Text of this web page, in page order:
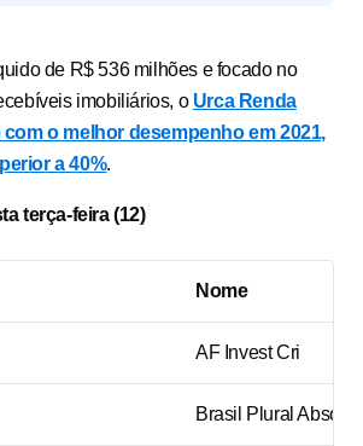
de R$ 536 milhões e focado no
imobiliários, o Urca Renda
o melhor desempenho em 2021,
a 40%.
terça-feira (12)
Nome
AF Invest Cri
Brasil Plural